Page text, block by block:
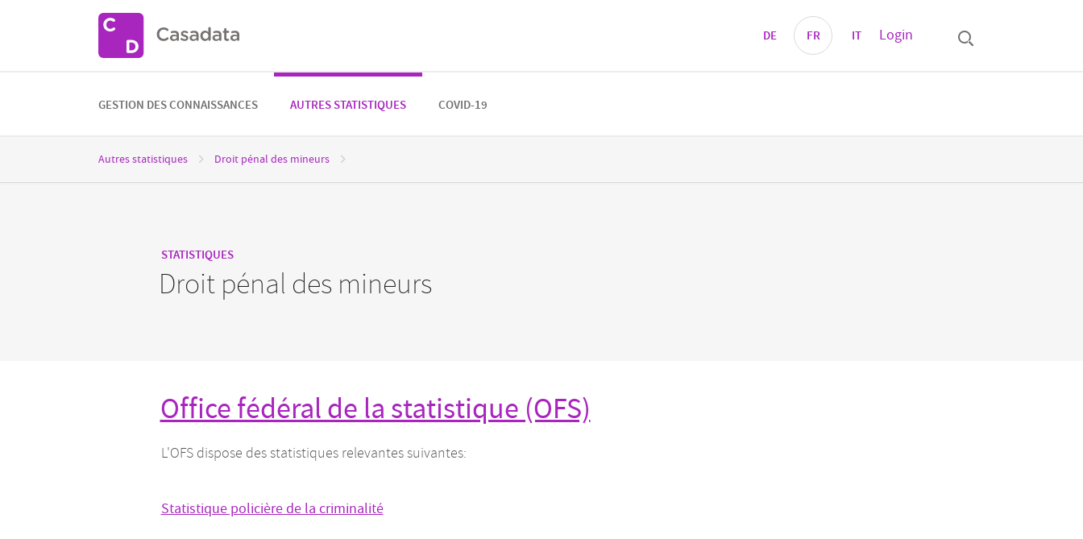
DE FR IT Login
GESTION DES CONNAISSANCES AUTRES STATISTIQUES COVID-19
Autres statistiques Droit pénal des mineurs
STATISTIQUES
Droit pénal des mineurs
Office fédéral de la statistique (OFS)
L'OFS dispose des statistiques relevantes suivantes:
Statistique policière de la criminalité